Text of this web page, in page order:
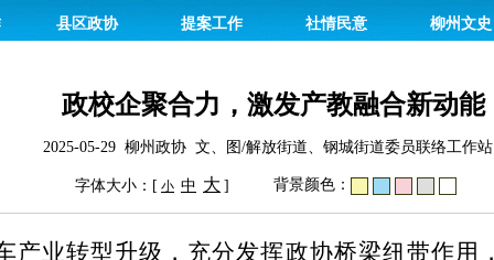
县区政协 提案工作 社情民意 柳州文史
政校企聚合力，激发产教融合新动能
2025-05-29 柳州政协 文、图/解放街道、钢城街道委员联络工作站
字体大小：[ 小 中 大 ] 背景颜色：
产业转型升级 ， 充分发挥政协桥梁纽带作用，